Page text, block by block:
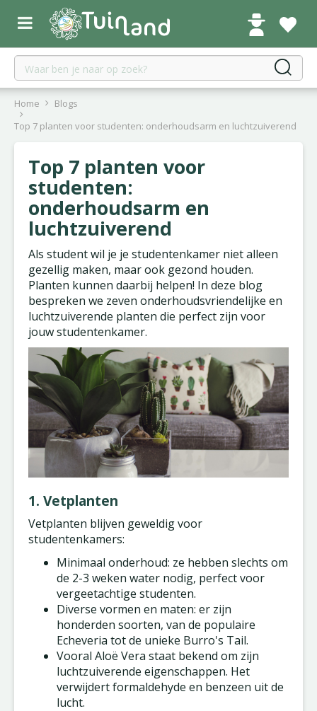
r
Home
Blogs
Top 7 planten voor studenten: onderhoudsarm en luchtzuiverend
Top 7 planten voor
studenten:
onderhoudsarm en
luchtzuiverend
Als student wil je je studentenkamer niet alleen
gezellig maken, maar ook gezond houden.
Planten kunnen daarbij helpen! In deze blog
bespreken we zeven onderhoudsvriendelijke en
luchtzuiverende planten die perfect zijn voor
jouw studentenkamer.
1. Vetplanten
Vetplanten blijven geweldig voor
studentenkamers:
Minimaal onderhoud: ze hebben slechts om
de 2-3 weken water nodig, perfect voor
vergeetachtige studenten.
Diverse vormen en maten: er zijn
honderden soorten, van de populaire
Echeveria tot de unieke Burro's Tail.
Vooral Aloë Vera staat bekend om zijn
luchtzuiverende eigenschappen. Het
verwijdert formaldehyde en benzeen uit de
lucht.